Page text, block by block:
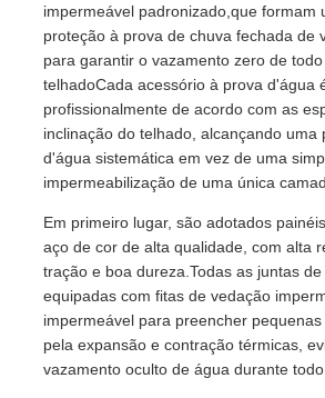
impermeável padronizado,que formam
proteção à prova de chuva fechada de
para garantir o vazamento zero de
telhadoCada acessório à prova d'água
profissionalmente de acordo com as
inclinação do telhado, alcançando uma
d'água sistemática em vez de uma
impermeabilização de uma única
Em primeiro lugar, são adotados
aço de cor de alta qualidade, com alta
tração e boa dureza.Todas as juntas
equipadas com fitas de vedação
impermeável para preencher
pela expansão e contração térmicas,
vazamento oculto de água durante todo